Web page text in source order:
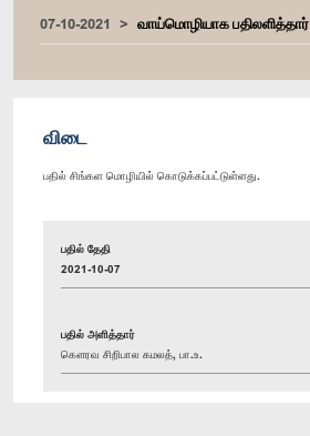
07-10-2021 வாய்மொழியாக பதிலளித்தார்
விடை
பதில் சிங்கள மொழியில் கொடுக்கப்பட்டுள்ளது.
பதில் தேதி
2021-10-07
பதில் அளித்தார்
கௌரவ சிறிபால கமலத், பா.உ.